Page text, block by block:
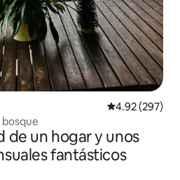
Calificación
4.92 (297)
bosque
de un hogar y unos
fantásticos